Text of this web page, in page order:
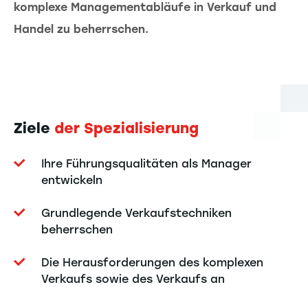
komplexe Managementabläufe in Verkauf und
Handel zu beherrschen.
Ziele der Spezialisierung
Ihre Führungsqualitäten als Manager
entwickeln
Grundlegende Verkaufstechniken
beherrschen
Die Herausforderungen des komplexen
Verkaufs sowie des Verkaufs an